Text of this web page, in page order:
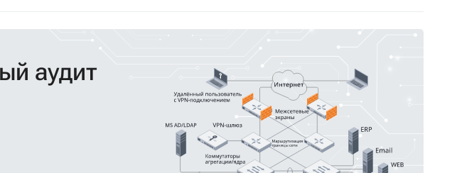
аудит